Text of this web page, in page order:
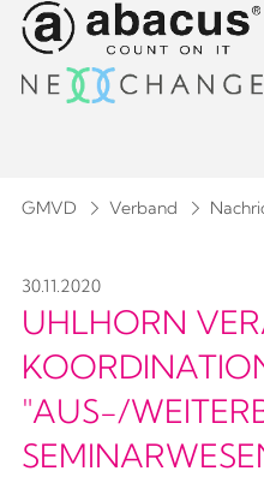
GMVD Verband
30.11.2020
UHLHORN
"AUS-/